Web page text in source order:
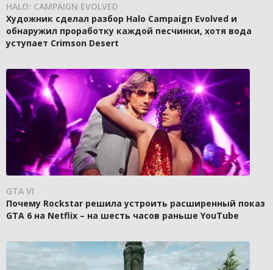
HALO: CAMPAIGN EVOLVED
Художник сделал разбор Halo Campaign Evolved и
обнаружил проработку каждой песчинки, хотя вода
уступает Crimson Desert
GTA VI
Почему Rockstar решила устроить расширенный показ
GTA 6 на Netflix – на шесть часов раньше YouTube